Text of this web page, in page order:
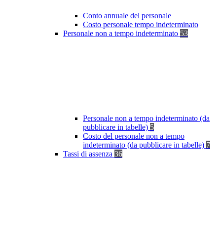
Conto annuale del personale
Costo personale tempo indeterminato
Personale non a tempo indeterminato 53
Personale non a tempo indeterminato (da
pubblicare in tabelle) 5
Costo del personale non a tempo
indeterminato (da pubblicare in tabelle) 7
Tassi di assenza 36